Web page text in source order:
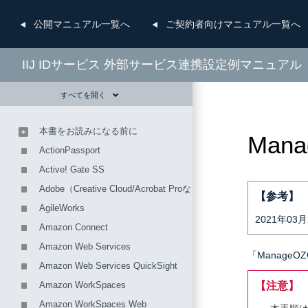
公開マニュアル一覧へ ご契約者向けマニュアル一覧へ
IIJ IDサービス 外部サービス連携設定例マニュアル
【参考】
2021年03
「
【注意】
すべてを開く
本書をお読みになる前に
ActionPassport
Active! Gate SS
Adobe（Creative Cloud/Acrobat Proなど）
AgileWorks
Amazon Connect
Amazon Web Services
Amazon Web Services QuickSight
Amazon WorkSpaces
Amazon WorkSpaces Web